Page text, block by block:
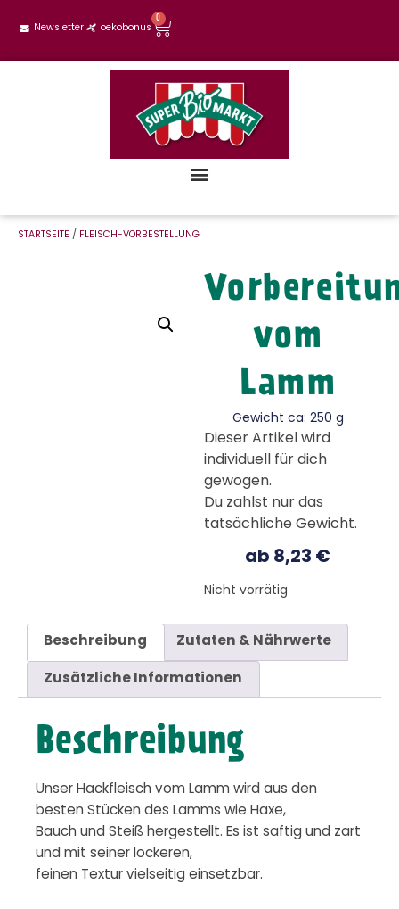
Newsletter oekobonus
0
STARTSEITE / FLEISCH-VORBESTELLUNG
vom
Lamm
Gewicht ca: 250 g
Dieser Artikel wird
individuell für dich
gewogen.
Du zahlst nur das
tatsächliche Gewicht.
ab 8,23 €
Nicht vorrätig
Beschreibung Zutaten & Nährwerte
Zusätzliche Informationen
Beschreibung
Unser Hackfleisch vom Lamm wird aus den
besten Stücken des Lamms wie Haxe,
Bauch und Steiß hergestellt. Es ist saftig und zart
und mit seiner lockeren,
feinen Textur vielseitig einsetzbar.